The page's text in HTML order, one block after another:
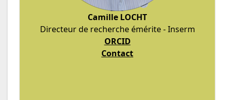
Camille LOCHT
Directeur de recherche émérite - Inserm
ORCID
Contact